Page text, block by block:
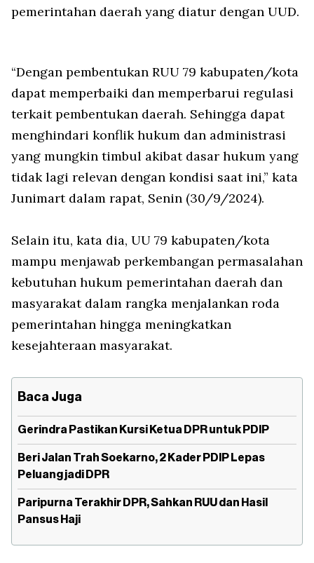
pemerintahan daerah yang diatur dengan UUD.
“Dengan pembentukan RUU 79 kabupaten/kota
dapat memperbaiki dan memperbarui regulasi
terkait pembentukan daerah. Sehingga dapat
menghindari konflik hukum dan administrasi
yang mungkin timbul akibat dasar hukum yang
tidak lagi relevan dengan kondisi saat ini,” kata
Junimart dalam rapat, Senin (30/9/2024).
Selain itu, kata dia, UU 79 kabupaten/kota
mampu menjawab perkembangan permasalahan
kebutuhan hukum pemerintahan daerah dan
masyarakat dalam rangka menjalankan roda
pemerintahan hingga meningkatkan
kesejahteraan masyarakat.
Baca Juga
Gerindra Pastikan Kursi Ketua DPR untuk PDIP
Beri Jalan Trah Soekarno, 2 Kader PDIP Lepas
Peluang jadi DPR
Paripurna Terakhir DPR, Sahkan RUU dan Hasil
Pansus Haji